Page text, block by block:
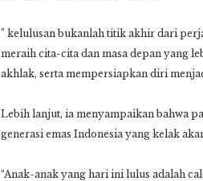
” kelulusan bukanlah titik akhir dari
meraih cita-cita dan masa depan yang
akhlak, serta mempersiapkan diri
Lebih lanjut, ia menyampaikan bahwa
generasi emas Indonesia yang kelak
“Anak-anak yang hari ini lulus adalah